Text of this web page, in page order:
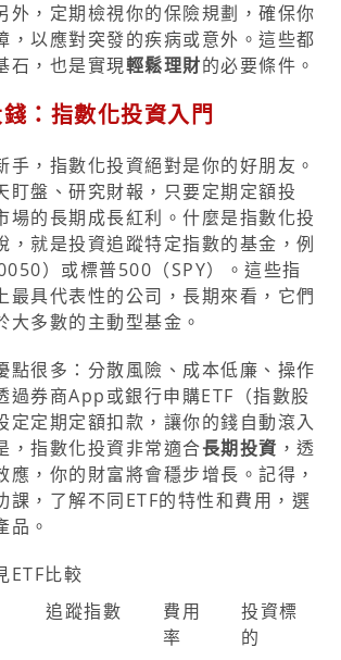
外，定期檢視你的保險規劃，確保你
，以應對突發的疾病或意外。這些都
石，也是實現輕鬆理財的必要條件。
：指數化投資入門
手，指數化投資絕對是你的好朋友。
盯盤、研究財報，只要定期定額投
場的長期成長紅利。什麼是指數化投
，就是投資追蹤特定指數的基金，例
）或標普500（SPY）。這些指
最具代表性的公司，長期來看，它們
大多數的主動型基金。
點很多：分散風險、成本低廉、操作
過券商App或銀行申購ETF（指數股
定定期定額扣款，讓你的錢自動滾入
，指數化投資非常適合長期投資 ，透
應，你的財富將會穩步增長。記得，
課，了解不同ETF的特性和費用，選
品。
ETF比較
追蹤指數
費用
率
投資標
的